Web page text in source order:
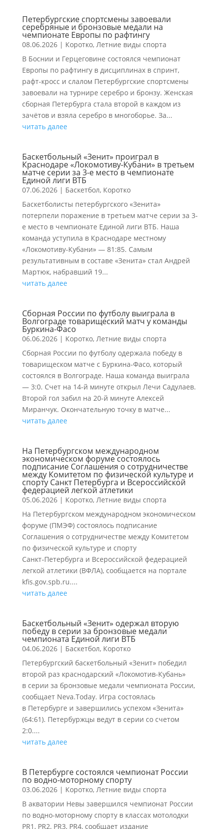
Петербургские спортсмены завоевали
серебряные и бронзовые медали на
чемпионате Европы по рафтингу
08.06.2026| Коротко, Летние виды спорта
В Боснии и Герцеговине состоялся чемпионат
Европы по рафтингу в дисциплинах в спринт,
рафт-кросс и слалом Петербургские спортсмены
завоевали на турнире серебро и бронзу. Женская
сборная Петербурга стала второй в каждом из
зачётов и взяла серебро в многоборье. За...
читать далее
Баскетбольный «Зенит» проиграл в
Краснодаре «Локомотиву-Кубани» в третьем
матче серии за 3-е место в чемпионате
Единой лиги ВТБ
07.06.2026| Баскетбол, Коротко
Баскетболисты петербургского «Зенита»
потерпели поражение в третьем матче серии за 3-
е место в чемпионате Единой лиги ВТБ. Наша
команда уступила в Краснодаре местному
«Локомотиву-Кубани» — 81:85. Самым
результативным в составе «Зенита» стал Андрей
Мартюк, набравший 19...
читать далее
Сборная России по футболу выиграла в
Волгограде товарищеский матч у команды
Буркина-Фасо
06.06.2026| Коротко, Летние виды спорта
Сборная России по футболу одержала победу в
товарищеском матче с Буркина-Фасо, который
состоялся в Волгограде. Наша команда выиграла
— 3:0. Счет на 14-й минуте открыл Лечи Садулаев.
Второй гол забил на 20-й минуте Алексей
Миранчук. Окончательную точку в матче...
читать далее
На Петербургском международном
экономическом форуме состоялось
подписание Соглашения о сотрудничестве
между Комитетом по физической культуре и
спорту Санкт Петербурга и Всероссийской
федерацией легкой атлетики
05.06.2026| Коротко, Летние виды спорта
На Петербургском международном экономическом
форуме (ПМЭФ) состоялось подписание
Соглашения о сотрудничестве между Комитетом
по физической культуре и спорту
Санкт‑Петербурга и Всероссийской федерацией
легкой атлетики (ВФЛА), сообщается на портале
kfis.gov.spb.ru....
читать далее
Баскетбольный «Зенит» одержал вторую
победу в серии за бронзовые медали
чемпионата Единой лиги ВТБ
04.06.2026| Баскетбол, Коротко
Петербургский баскетбольный «Зенит» победил
второй раз краснодарский «Локомотив-Кубань»
в серии за бронзовые медали чемпионата России,
сообщает Neva.Today. Игра состоялась
в Петербурге и завершились успехом «Зенита»
(64:61). Петербуржцы ведут в серии со счетом
2:0....
читать далее
В Петербурге состоялся чемпионат России
по водно-моторному спорту
03.06.2026| Коротко, Летние виды спорта
В акватории Невы завершился чемпионат России
по водно-моторному спорту в классах мотолодки
PR1, PR2, PR3, PR4, сообщает издание